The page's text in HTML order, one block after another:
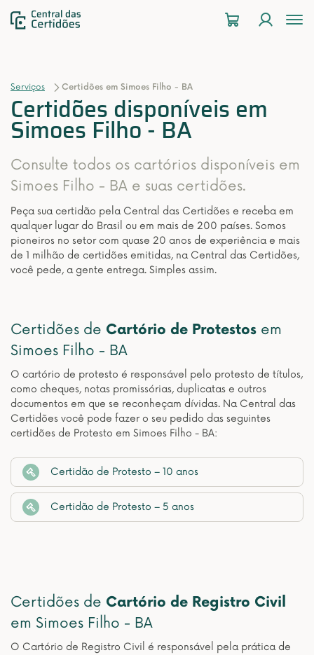
Serviços Certidões em Simoes Filho - BA
Certidões disponíveis em
Simoes Filho - BA
Consulte todos os cartórios disponíveis em
Simoes Filho - BA e suas certidões.
Peça sua certidão pela Central das Certidões e receba em
qualquer lugar do Brasil ou em mais de 200 países. Somos
pioneiros no setor com quase 20 anos de experiência e mais
de 1 milhão de certidões emitidas, na Central das Certidões,
você pede, a gente entrega. Simples assim.
Certidões de Cartório de Protestos em
Simoes Filho - BA
O cartório de protesto é responsável pelo protesto de títulos,
como cheques, notas promissórias, duplicatas e outros
documentos em que se reconheçam dívidas. Na Central das
Certidões você pode fazer o seu pedido das seguintes
certidões de Protesto em Simoes Filho - BA:
Certidão de Protesto – 10 anos
Certidão de Protesto – 5 anos
Certidões de Cartório de Registro Civil
em Simoes Filho - BA
O Cartório de Registro Civil é responsável pela prática de